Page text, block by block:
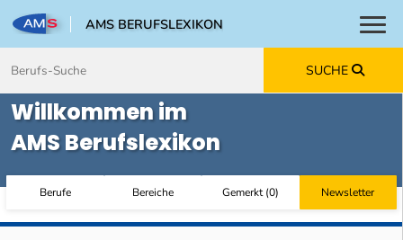
AMS BERUFSLEXIKON
SUCHE
Willkommen im
AMS Berufslexikon
Berufe Bereiche Gemerkt(0) Newsletter